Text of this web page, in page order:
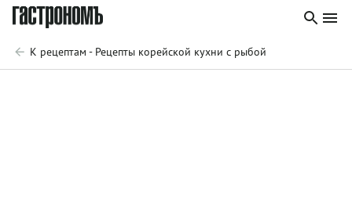
К рецептам - Рецепты корейской кухни с рыбой